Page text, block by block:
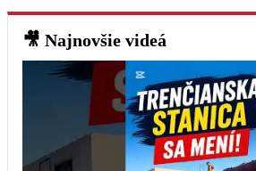
🎥 Najnovšie videá